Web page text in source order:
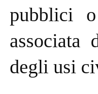
pubblici
associata
degli usi